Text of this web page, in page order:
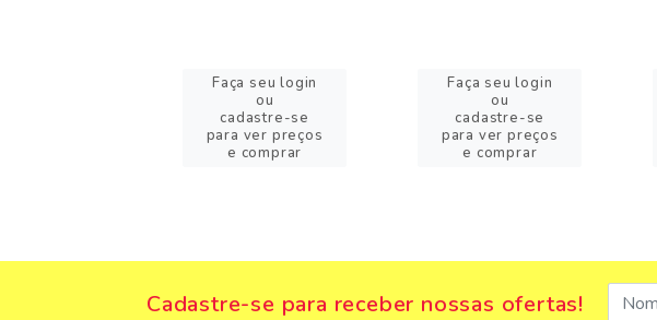
Faça seu login
ou
cadastre-se
para ver preços
e comprar
Faça seu login
ou
cadastre-se
para ver preços
e comprar
Cadastre-se para receber nossas ofertas!